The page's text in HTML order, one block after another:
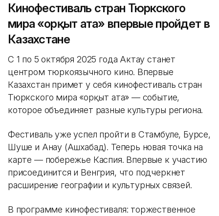
Кинофестиваль стран Тюркского
мира «Қорқыт ата» впервые пройдет в
Казахстане
С 1 по 5 октября 2025 года Актау станет
центром тюркоязычного кино. Впервые
Казахстан примет у себя кинофестиваль стран
Тюркского мира «Қорқыт ата» — событие,
которое объединяет разные культуры региона.
Фестиваль уже успел пройти в Стамбуле, Бурсе,
Шуше и Анау (Ашхабад). Теперь новая точка на
карте — побережье Каспия. Впервые к участию
присоединится и Венгрия, что подчеркнет
расширение географии и культурных связей.
В программе кинофестиваля: торжественное